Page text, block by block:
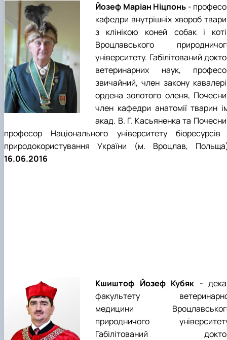
Йозеф Маріан Ніцпонь -
кафедри внутрішніх хвороб
з клінікою коней собак і
Вроцлавського
університету. Габілітований
ветеринарних наук,
звичайний, член закону
ордена золотого оленя,
член кафедри анатомії тварин
акад. В. Г. Касьяненка та
професор Національного університету біоресурсів
природокористування України (м. Вроцлав,
16.06.2016
Кшиштоф Йозеф Кубяк -
факультету
медицини
природничого
Габілітований